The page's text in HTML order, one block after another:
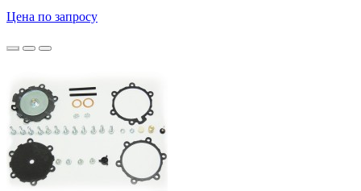
Цена по запросу